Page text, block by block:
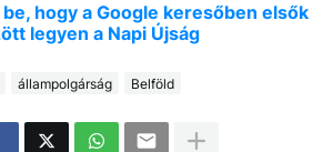
hogy a Google keresőben elsők
legyen a Napi Újság
állampolgárság Belföld